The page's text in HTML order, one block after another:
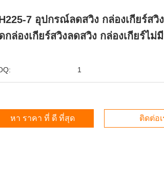
7 อุปกรณ์ลดสวิง กล่องเกียร์สวิ
กล่องเกียร์สวิงลดสวิง กล่องเกียร์ไม่
1
หา ราคา ที่ ดี ที่สุด ติดต่อเ